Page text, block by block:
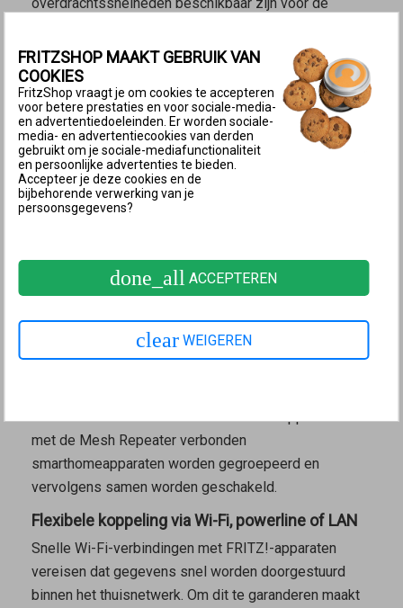
apparaat een update beschikbaar is, kun je die met
één muisklik rechtstreeks via het Mesh-overzicht
installeren.
Mesh-overzicht in de gebruikersinterface van de FRITZ!Box
Mesh-functies voor telefonie en smarthome
Bij gebruik van een extra FRITZ!Box als
Repeaterkun je de telefoonnummers van de
verbonden met deMesh Repeateren met deze
telefoons gebruikmaken van een gezamenlijk
Smarthomeapparaten die met eenMesh Repeater
deMesh Masterverbonden smarthomeapparaten en
met de Mesh Repeaterverbonden
smarthomeapparaten worden gegroepeerd en
vervolgens samen worden geschakeld.
Flexibele koppeling via Wi-Fi, powerline of LAN
Snelle Wi-Fi-verbindingen met FRITZ!-apparaten
vereisen dat gegevens snel worden doorgestuurd
binnen het thuisnetwerk. Om dit te garanderen maakt
FRITZSHOP MAAKT GEBRUIK VAN
COOKIES
FritzShop vraagt je om cookies te accepteren
voor betere prestaties en voor sociale-media-
en advertentiedoeleinden. Er worden sociale-
media- en advertentiecookies van derden
gebruikt om je sociale-mediafunctionaliteit
en persoonlijke advertenties te bieden.
Accepteer je deze cookies en de
bijbehorende verwerking van je
persoonsgegevens?
done_all ACCEPTEREN
clear WEIGEREN